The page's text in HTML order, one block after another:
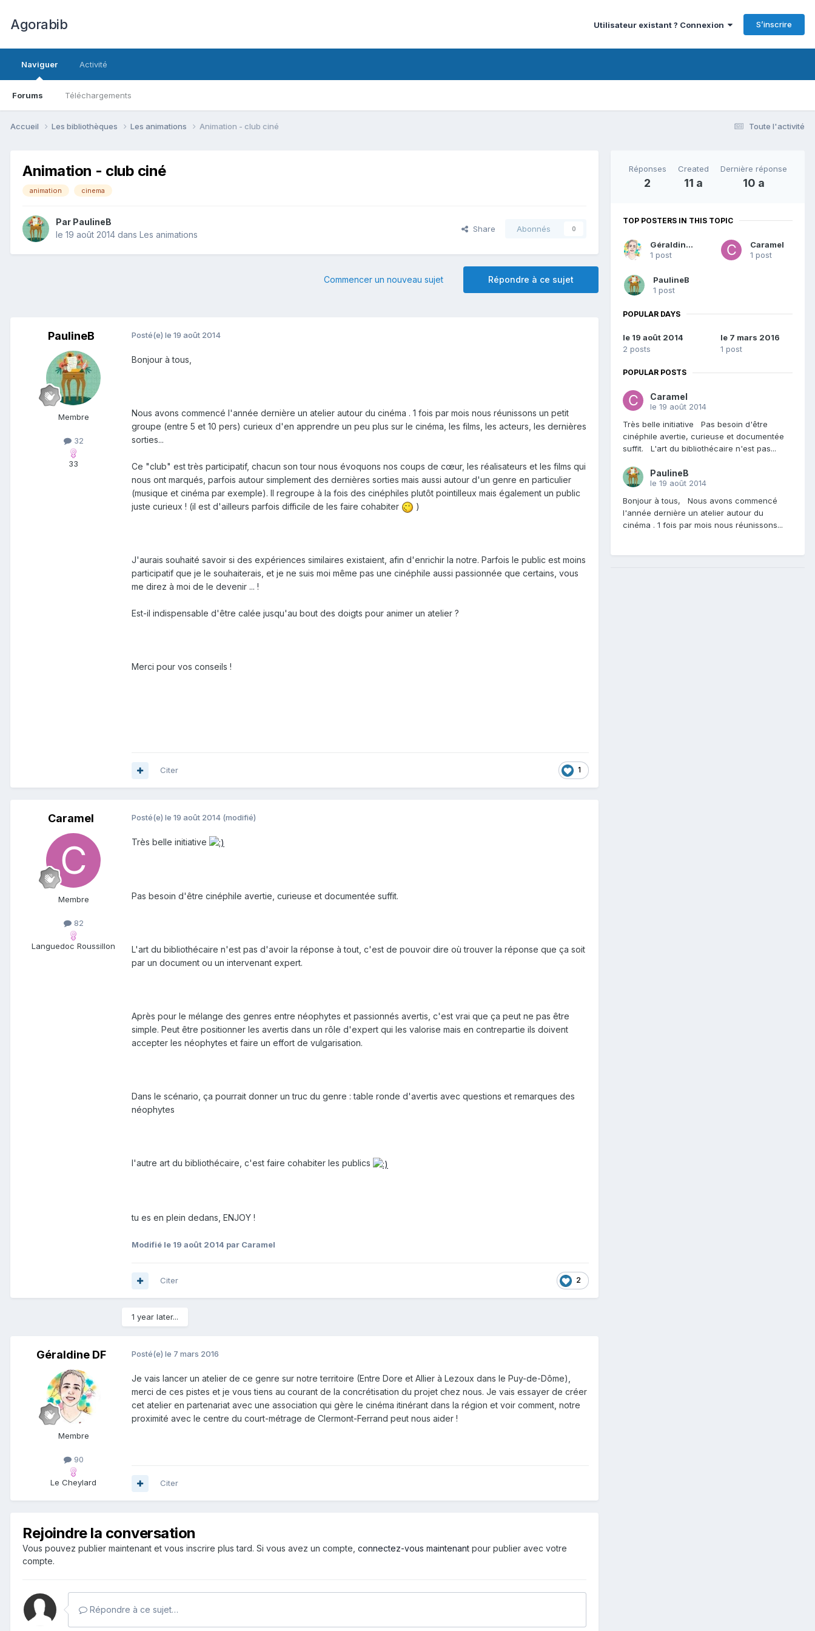
Agorabib Utilisateur existant ? Connexion S’inscrire
Naviguer
Forums Téléchargements
Activité
Toute l'activité
Accueil Les bibliothèques Les animations Animation - club ciné
Animation - club ciné
animation cinema
Par PaulineB
le 19 août 2014 dans Les animations
Share Abonnés 0
Répondre à ce sujet
Commencer un nouveau sujet
PaulineB
Membre
32
33
Posté(e) le 19 août 2014
Bonjour à tous,
Nous avons commencé l'année dernière un atelier autour du cinéma . 1 fois par mois nous réunissons un petit
groupe (entre 5 et 10 pers) curieux d'en apprendre un peu plus sur le cinéma, les films, les acteurs, les dernières
sorties...
Ce "club" est très participatif, chacun son tour nous évoquons nos coups de cœur, les réalisateurs et les films qui
nous ont marqués, parfois autour simplement des dernières sorties mais aussi autour d'un genre en particulier
(musique et cinéma par exemple). Il regroupe à la fois des cinéphiles plutôt pointilleux mais également un public
juste curieux ! (il est d'ailleurs parfois difficile de les faire cohabiter
)
J'aurais souhaité savoir si des expériences similaires existaient, afin d'enrichir la notre. Parfois le public est moins
participatif que je le souhaiterais, et je ne suis moi même pas une cinéphile aussi passionnée que certains, vous
me direz à moi de le devenir ... !
Est-il indispensable d'être calée jusqu'au bout des doigts pour animer un atelier ?
Merci pour vos conseils !
1
Citer
Caramel
Membre
82
Languedoc Roussillon
Posté(e) le 19 août 2014 (modifié)
Très belle initiative
Pas besoin d'être cinéphile avertie, curieuse et documentée suffit.
L'art du bibliothécaire n'est pas d'avoir la réponse à tout, c'est de pouvoir dire où trouver la réponse que ça soit
par un document ou un intervenant expert.
Après pour le mélange des genres entre néophytes et passionnés avertis, c'est vrai que ça peut ne pas être
simple. Peut être positionner les avertis dans un rôle d'expert qui les valorise mais en contrepartie ils doivent
accepter les néophytes et faire un effort de vulgarisation.
Dans le scénario, ça pourrait donner un truc du genre : table ronde d'avertis avec questions et remarques des
néophytes
l'autre art du bibliothécaire, c'est faire cohabiter les publics
tu es en plein dedans, ENJOY !
Modifié le 19 août 2014 par Caramel
2
Citer
1 year later...
Géraldine DF
Membre
90
Le Cheylard
Posté(e) le 7 mars 2016
Je vais lancer un atelier de ce genre sur notre territoire (Entre Dore et Allier à Lezoux dans le Puy-de-Dôme),
merci de ces pistes et je vous tiens au courant de la concrétisation du projet chez nous. Je vais essayer de créer
cet atelier en partenariat avec une association qui gère le cinéma itinérant dans la région et voir comment, notre
proximité avec le centre du court-métrage de Clermont-Ferrand peut nous aider !
Citer
Rejoindre la conversation
Vous pouvez publier maintenant et vous inscrire plus tard. Si vous avez un compte, connectez-vous maintenant pour publier avec votre
compte.
Répondre à ce sujet…
Réponses
2
Created
11 a
Dernière réponse
10 a
TOP POSTERS IN THIS TOPIC
Géraldine DF
1 post
Caramel
1 post
PaulineB
1 post
POPULAR DAYS
le 19 août 2014
2 posts
le 7 mars 2016
1 post
POPULAR POSTS
Caramel
le 19 août 2014
Très belle initiative Pas besoin d'être
cinéphile avertie, curieuse et documentée
suffit. L'art du bibliothécaire n'est pas...
PaulineB
le 19 août 2014
Bonjour à tous, Nous avons commencé
l'année dernière un atelier autour du
cinéma . 1 fois par mois nous réunissons...